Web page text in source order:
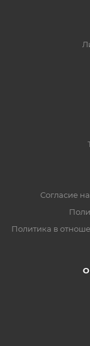
Согласие
Политика в